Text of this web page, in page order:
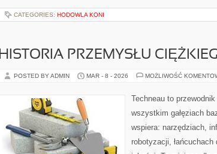
CATEGORIES: HODOWLA KONI
HISTORIA PRZEMYSŁU
POSTED BY ADMIN MAR - 8 - 2026 MOŻLIWOŚĆ
Techneau to
wszystkim gałęziach
wspiera: narzędziach,
robotyzacji,